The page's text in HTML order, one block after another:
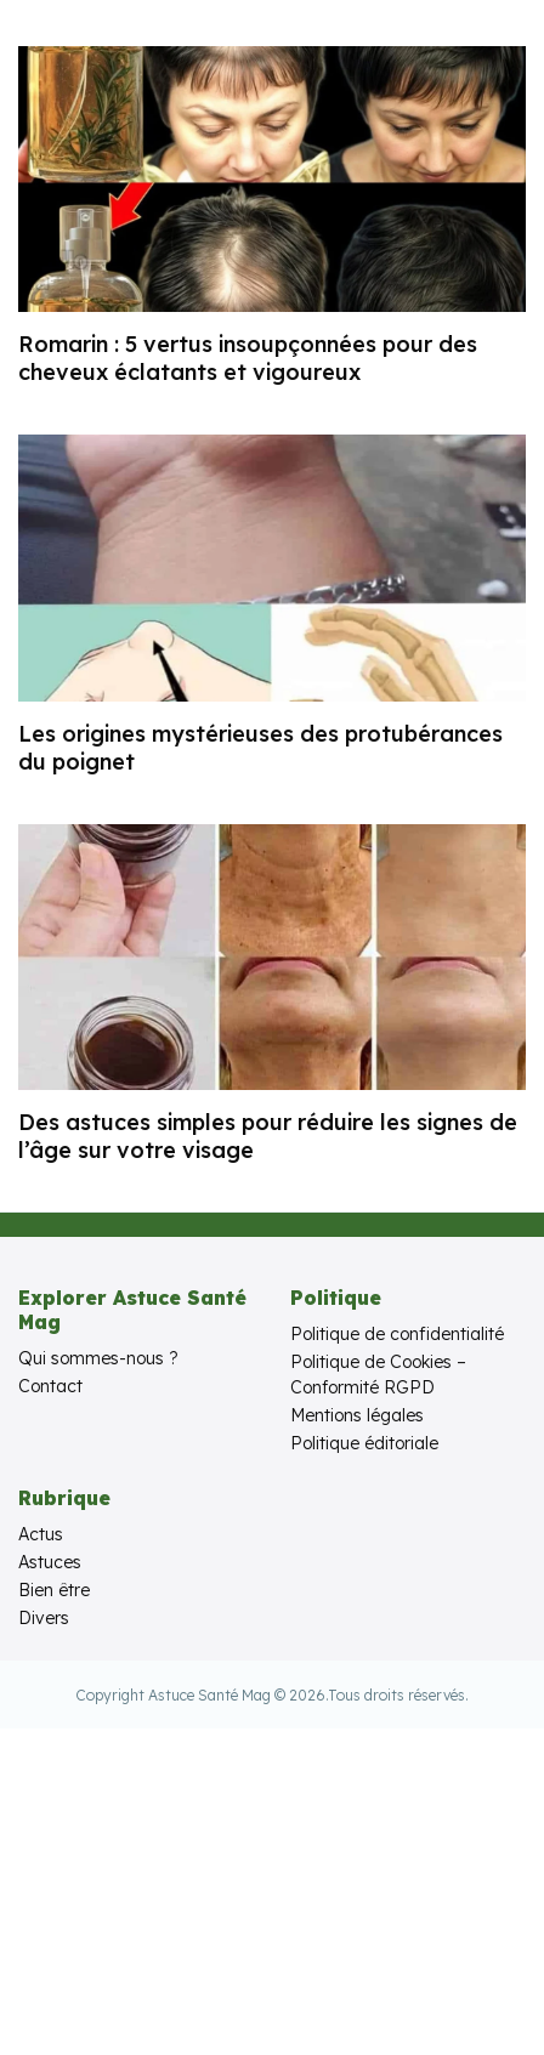
Romarin : 5 vertus insoupçonnées pour des
cheveux éclatants et vigoureux
Les origines mystérieuses des protubérances
du poignet
Des astuces simples pour réduire les signes de
l’âge sur votre visage
Explorer Astuce Santé
Mag
Qui sommes-nous ?
Contact
Politique
Politique de confidentialité
Politique de Cookies –
Conformité RGPD
Mentions légales
Politique éditoriale
Rubrique
Actus
Astuces
Bien être
Divers
Copyright Astuce Santé Mag © 2026.Tous droits réservés.